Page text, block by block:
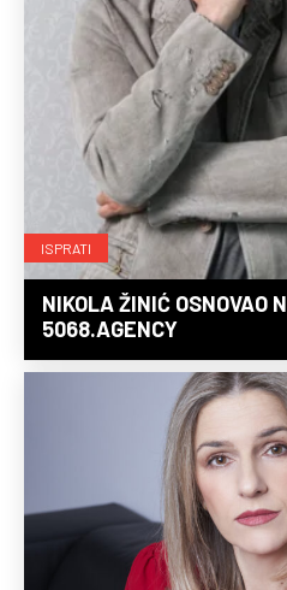
ISPRATI
NIKOLA ŽINIĆ OSNOVAO
5068.AGENCY